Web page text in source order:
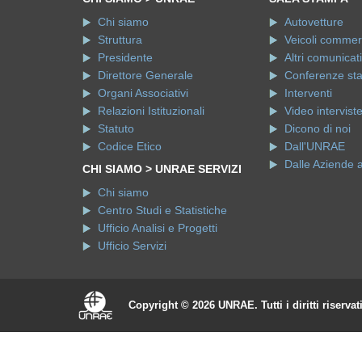
Chi siamo
Struttura
Presidente
Direttore Generale
Organi Associativi
Relazioni Istituzionali
Statuto
Codice Etico
CHI SIAMO > UNRAE SERVIZI
Chi siamo
Centro Studi e Statistiche
Ufficio Analisi e Progetti
Ufficio Servizi
Autovetture
Veicoli
Altri comunicati
Conferenze
Interventi
Video interviste
Dicono di noi
Dall'UNRAE
Dalle Aziende
Copyright © 2026 UNRAE. Tutti i diritti